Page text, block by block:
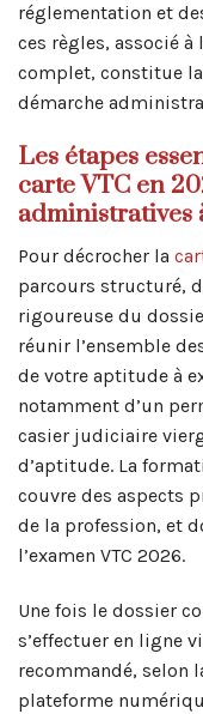
réglementation et
ces règles, associé
complet, constitue
démarche
Les étapes
carte VTC en
administratives
Pour décrocher la
parcours structuré,
rigoureuse du
réunir l’ensemble
de votre aptitude à
notamment d’un
casier judiciaire
d’aptitude. La
couvre des aspects
de la profession, et
l’examen VTC 2026.
Une fois le dossier
s’effectuer en ligne
recommandé, selon
plateforme